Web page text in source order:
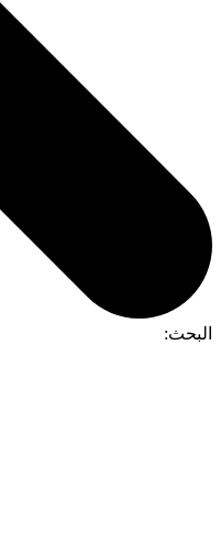
البحث: